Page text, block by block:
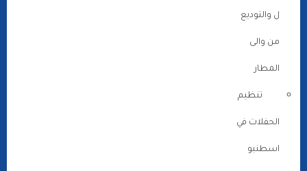
ل والتوديع
من والى
المطار
تنظيم
الحفلات في
اسطنبو